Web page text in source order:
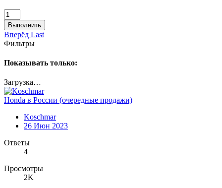
Выполнить
Вперёд Last
Фильтры
Показывать только:
Загрузка…
Honda в России (очередные продажи)
Koschmar
26 Июн 2023
Ответы
4
Просмотры
2K